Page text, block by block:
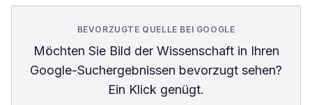
BEVORZUGTE QUELLE BEI GOOGLE
Möchten Sie Bild der Wissenschaftin Ihren
Google-Suchergebnissen bevorzugt sehen?
Ein Klick genügt.